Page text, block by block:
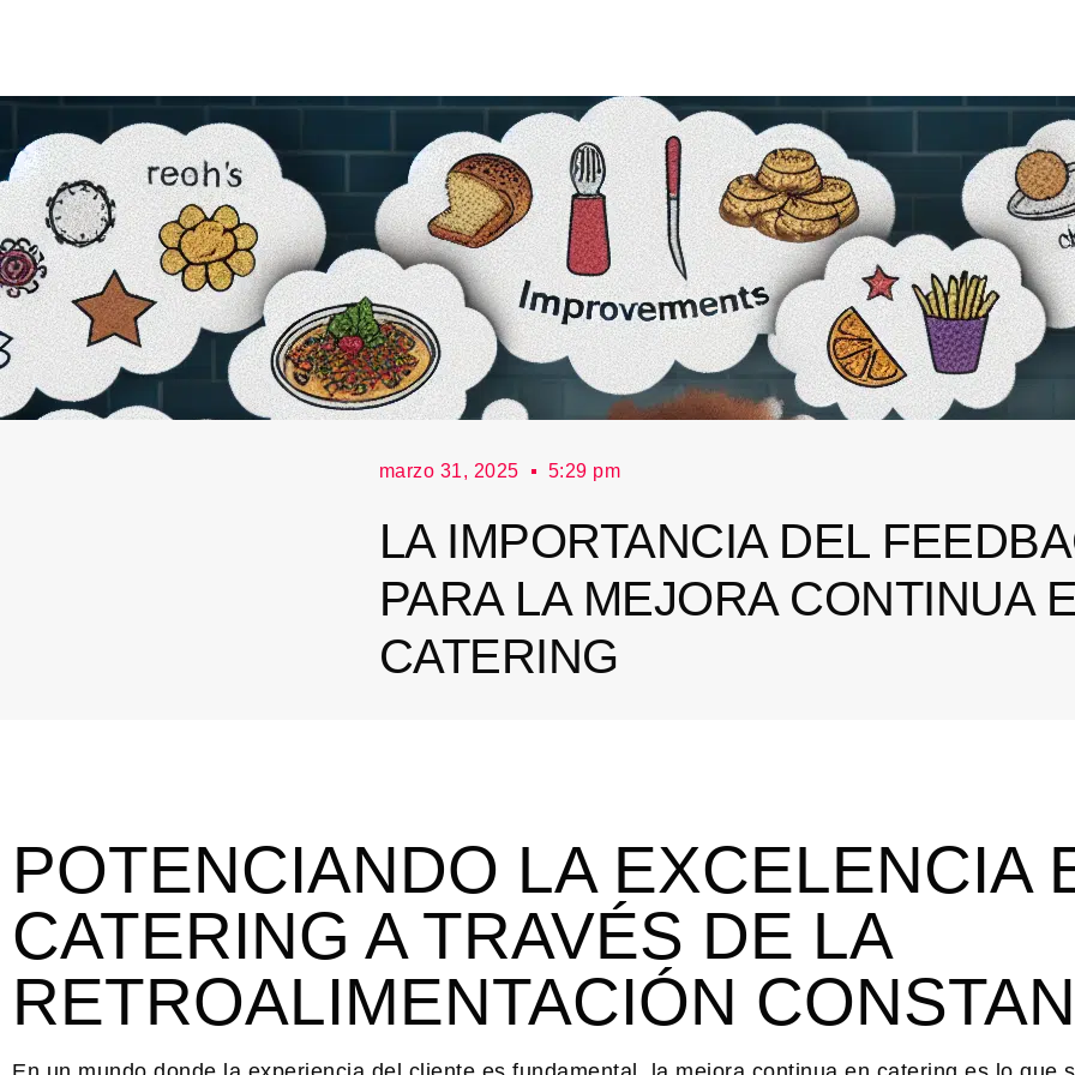
marzo 31, 2025 5:29 pm
LA IMPORTANCIA DEL
PARA LA MEJORA CONTINUA
CATERING
POTENCIANDO LA EXCELENCIA
CATERING A TRAVÉS DE LA
RETROALIMENTACIÓN